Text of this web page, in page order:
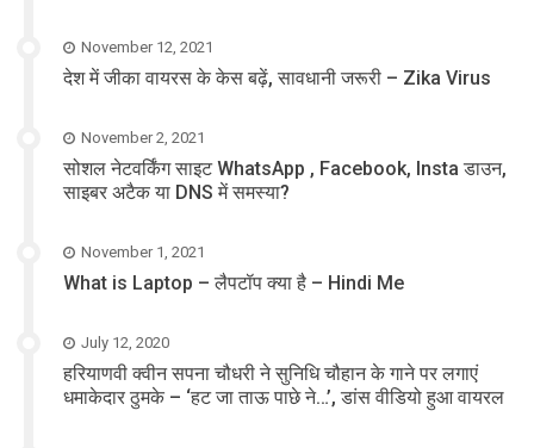
November 12, 2021
देश में जीका वायरस के केस बढ़ें, सावधानी जरूरी – Zika Virus
November 2, 2021
सोशल नेटवर्किंग साइट WhatsApp , Facebook, Insta डाउन,
साइबर अटैक या DNS में समस्या?
November 1, 2021
What is Laptop – लैपटॉप क्या है – Hindi Me
July 12, 2020
हरियाणवी क्वीन सपना चौधरी ने सुनिधि चौहान के गाने पर लगाएं
धमाकेदार ठुमके – ‘हट जा ताऊ पाछे ने…’, डांस वीडियो हुआ वायरल